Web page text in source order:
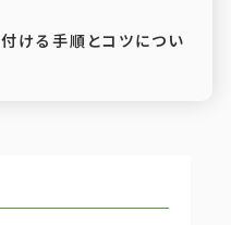
付ける手順とコツについ